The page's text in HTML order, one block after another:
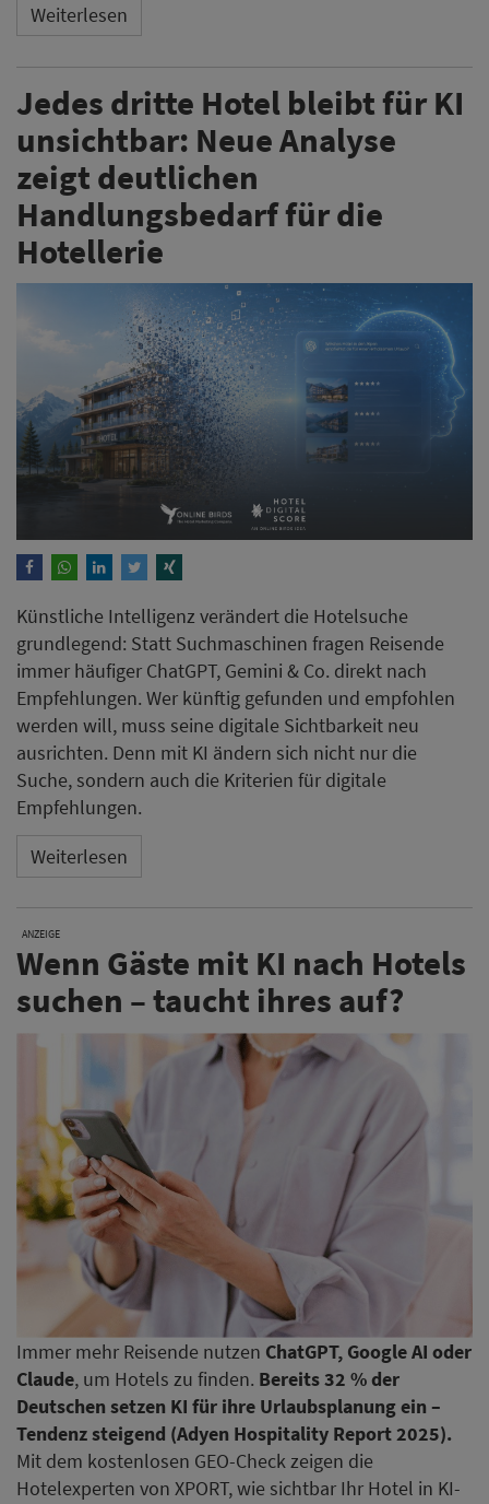
Künstliche Intelligenz verändert die Hotelsuche
grundlegend: Statt Suchmaschinen fragen Reisende
immer häufiger ChatGPT, Gemini & Co. direkt nach
Empfehlungen. Wer künftig gefunden und empfohlen
werden will, muss seine digitale Sichtbarkeit neu
ausrichten. Denn mit KI ändern sich nicht nur die
Suche, sondern auch die Kriterien für digitale
Empfehlungen.
ANZEIGE
Wenn Gäste mit KI nach Hotels
suchen – taucht ihres auf?
Immer mehr Reisende nutzen ChatGPT, Google AI oder
Claude, um Hotels zu finden.
Bereits 32 % der
Deutschen setzen KI für ihre Urlaubsplanung ein –
Tendenz steigend (Adyen Hospitality Report 2025).
Mit dem kostenlosen GEO-Check zeigen die
Hotelexperten von XPORT, wie sichtbar Ihr Hotel in KI-
Suchen bereits ist und wo Sie Potenzial verschenken.
Jetzt KI-Sichtbarkeit prüfen
GoodBytz baut Geschäft mit
US-Armee weiter aus